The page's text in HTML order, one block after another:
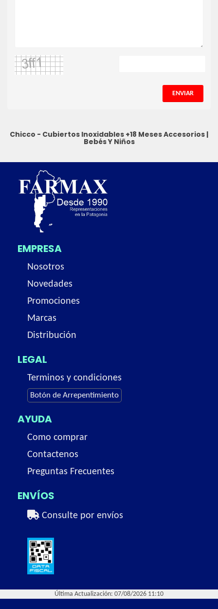
ENVIAR
Chicco - Cubiertos Inoxidables +18 MesesAccesorios |
Bebés Y Niños
EMPRESA
Nosotros
Novedades
Promociones
Marcas
Distribución
LEGAL
Terminos y condiciones
Botón de Arrepentimiento
AYUDA
Como comprar
Contactenos
Preguntas Frecuentes
ENVÍOS
Consulte por envíos
Última Actualización: 07/08/2026 11:10